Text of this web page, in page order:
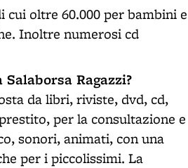
oltre 60.000 per bambini e
Inoltre numerosi cd
Ragazzi?
da libri, riviste, dvd, cd,
per la consultazione e
sonori, animati, con una
per i piccolissimi. La